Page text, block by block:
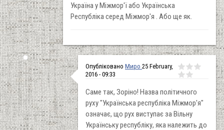
Україна у Міжмор'ї або Українська
Республіка серед Міжмор'я . Або ще як.
Опубліковано Миро 25 February,
2016 - 09:33
Саме так, Зоріно! Назва політичного
руху "Українська республіка Міжмор'я"
означає, що рух виступає за Вільну
Українську республіку, яка належить до